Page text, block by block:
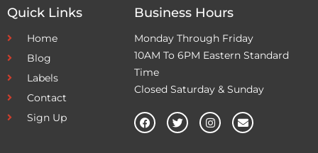
Quick Links
Home
Blog
Labels
Contact
Sign Up
Business Hours
Monday Through Friday
10AM To 6PM Eastern Standard
Time
Closed Saturday & Sunday